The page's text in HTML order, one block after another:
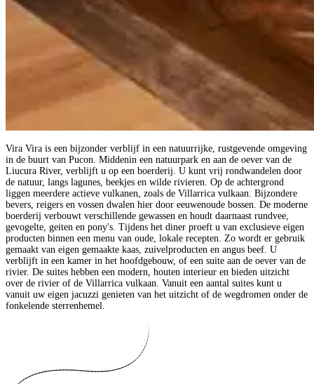
Vira Vira is een bijzonder verblijf in een natuurrijke, rustgevende omgeving
in de buurt van Pucon. Middenin een natuurpark en aan de oever van de
Liucura River, verblijft u op een boerderij. U kunt vrij rondwandelen door
de natuur, langs lagunes, beekjes en wilde rivieren. Op de achtergrond
liggen meerdere actieve vulkanen, zoals de Villarrica vulkaan. Bijzondere
bevers, reigers en vossen dwalen hier door eeuwenoude bossen. De moderne
boerderij verbouwt verschillende gewassen en houdt daarnaast rundvee,
gevogelte, geiten en pony's. Tijdens het diner proeft u van exclusieve eigen
producten binnen een menu van oude, lokale recepten. Zo wordt er gebruik
gemaakt van eigen gemaakte kaas, zuivelproducten en angus beef. U
verblijft in een kamer in het hoofdgebouw, of een suite aan de oever van de
rivier. De suites hebben een modern, houten interieur en bieden uitzicht
over de rivier of de Villarrica vulkaan. Vanuit een aantal suites kunt u
vanuit uw eigen jacuzzi genieten van het uitzicht of de wegdromen onder de
fonkelende sterrenhemel.